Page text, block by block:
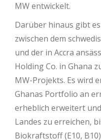
MW entwickelt.
Darüber hinaus gibt
zwischen dem
und der in Accra
Holding Co. in Ghana
MW-Projekts. Es wird
Ghanas Portfolio an
erheblich erweitert
Landes zu erreichen,
Biokraftstoff (E10,